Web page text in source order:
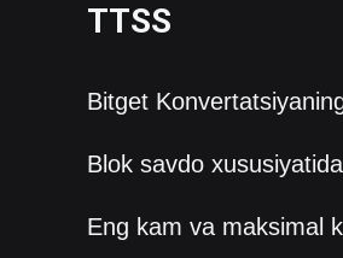
TTSS
Bitget
Blok savdo
Eng kam va maksimal